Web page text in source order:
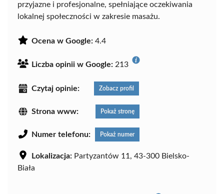
przyjazne i profesjonalne, spełniające oczekiwania
lokalnej społeczności w zakresie masażu.
Ocena w Google: 4.4
Liczba opinii w Google: 213
Czytaj opinie: Zobacz profil
Strona www: Pokaż stronę
Numer telefonu: Pokaż numer
Lokalizacja: Partyzantów 11, 43-300 Bielsko-
Biała